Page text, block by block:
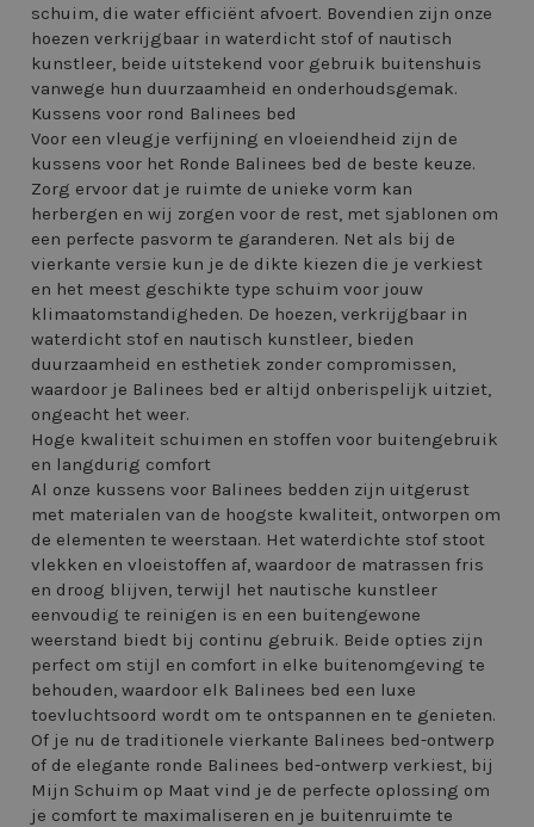
schuim, die water efficiënt afvoert. Bovendien zijn onze
hoezen verkrijgbaar in waterdicht stof of nautisch
kunstleer, beide uitstekend voor gebruik buitenshuis
vanwege hun duurzaamheid en onderhoudsgemak.
Kussens voor rond Balinees bed
Voor een vleugje verfijning en vloeiendheid zijn de
kussens voor het Ronde Balinees bed de beste keuze.
Zorg ervoor dat je ruimte de unieke vorm kan
herbergen en wij zorgen voor de rest, met sjablonen om
een perfecte pasvorm te garanderen. Net als bij de
vierkante versie kun je de dikte kiezen die je verkiest
en het meest geschikte type schuim voor jouw
klimaatomstandigheden. De hoezen, verkrijgbaar in
waterdicht stof en nautisch kunstleer, bieden
duurzaamheid en esthetiek zonder compromissen,
waardoor je Balinees bed er altijd onberispelijk uitziet,
ongeacht het weer.
Hoge kwaliteit schuimen en stoffen voor buitengebruik
en langdurig comfort
Al onze kussens voor Balinees bedden zijn uitgerust
met materialen van de hoogste kwaliteit, ontworpen om
de elementen te weerstaan. Het waterdichte stof stoot
vlekken en vloeistoffen af, waardoor de matrassen fris
en droog blijven, terwijl het nautische kunstleer
eenvoudig te reinigen is en een buitengewone
weerstand biedt bij continu gebruik. Beide opties zijn
perfect om stijl en comfort in elke buitenomgeving te
behouden, waardoor elk Balinees bed een luxe
toevluchtsoord wordt om te ontspannen en te genieten.
Of je nu de traditionele vierkante Balinees bed-ontwerp
of de elegante ronde Balinees bed-ontwerp verkiest, bij
Mijn Schuim op Maat vind je de perfecte oplossing om
je comfort te maximaliseren en je buitenruimte te